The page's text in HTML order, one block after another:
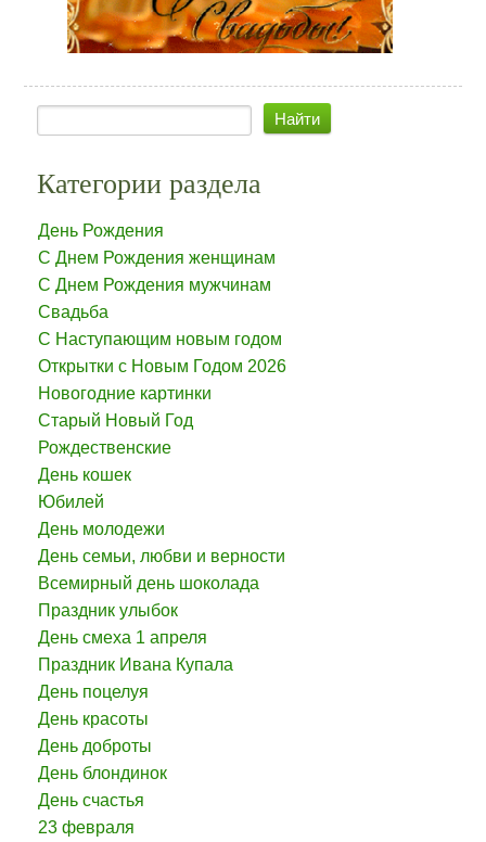
Категории раздела
День Рождения
С Днем Рождения женщинам
С Днем Рождения мужчинам
Свадьба
С Наступающим новым годом
Открытки с Новым Годом 2026
Новогодние картинки
Старый Новый Год
Рождественские
День кошек
Юбилей
День молодежи
День семьи, любви и верности
Всемирный день шоколада
Праздник улыбок
День смеха 1 апреля
Праздник Ивана Купала
День поцелуя
День красоты
День доброты
День блондинок
День счастья
23 февраля